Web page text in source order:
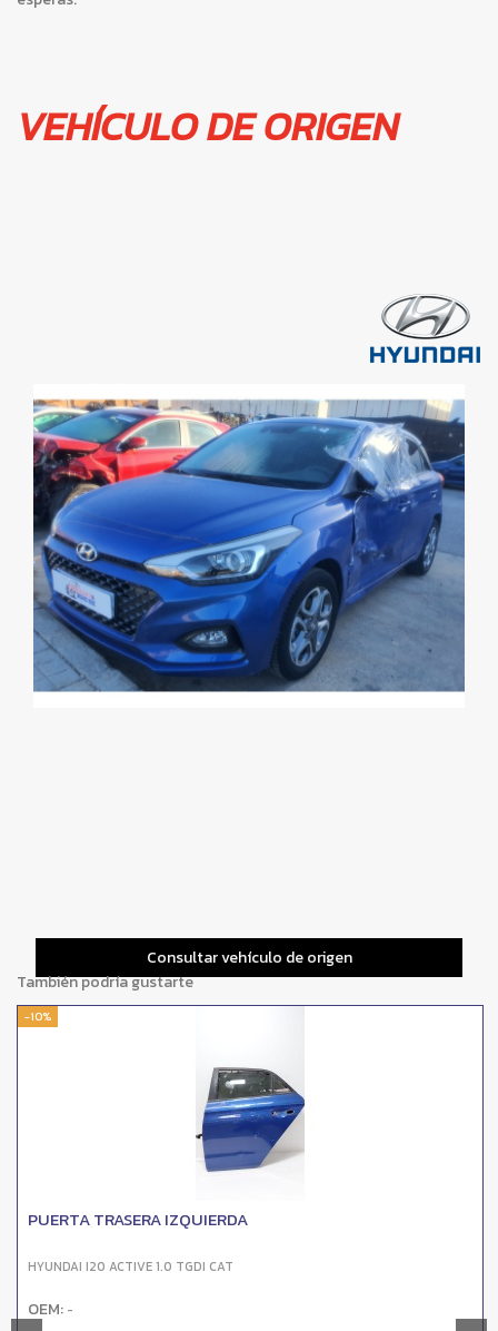
VEHÍCULO DE ORIGEN
Consultar vehículo de origen
También podría gustarte
-10%
PUERTA TRASERA IZQUIERDA
HYUNDAI I20 ACTIVE 1.0 TGDI CAT
OEM: -